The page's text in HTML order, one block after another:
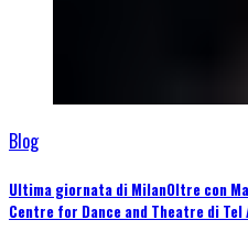
Blog
Ultima giornata di MilanOltre con
Centre for Dance and Theatre di Tel